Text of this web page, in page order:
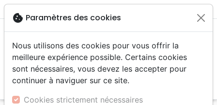
menu
cookie Paramètres des cookies
Nous utilisons des cookies pour vous offrir la
meilleure expérience possible. Certains cookies
sont nécessaires, vous devez les accepter pour
continuer à naviguer sur ce site.
Cookies strictement nécessaires